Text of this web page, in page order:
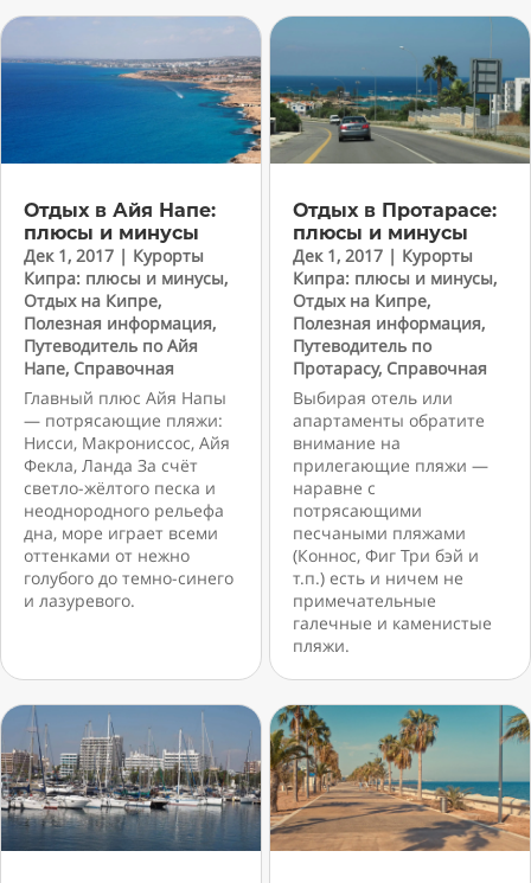
Отдых в Айя Напе:
плюсы и минусы
Дек 1, 2017 | Курорты
Кипра: плюсы и минусы,
Отдых на Кипре,
Полезная информация,
Путеводитель по Айя
Напе, Справочная
Главный плюс Айя Напы
— потрясающие пляжи:
Нисси, Макрониссос, Айя
Фекла, Ланда За счёт
светло-жёлтого песка и
неоднородного рельефа
дна, море играет всеми
оттенками от нежно
голубого до темно-синего
и лазуревого.
Отдых в Протарасе:
плюсы и минусы
Дек 1, 2017 | Курорты
Кипра: плюсы и минусы,
Отдых на Кипре,
Полезная информация,
Путеводитель по
Протарасу, Справочная
Выбирая отель или
апартаменты обратите
внимание на
прилегающие пляжи —
наравне с
потрясающими
песчаными пляжами
(Коннос, Фиг Три бэй и
т.п.) есть и ничем не
примечательные
галечные и каменистые
пляжи.